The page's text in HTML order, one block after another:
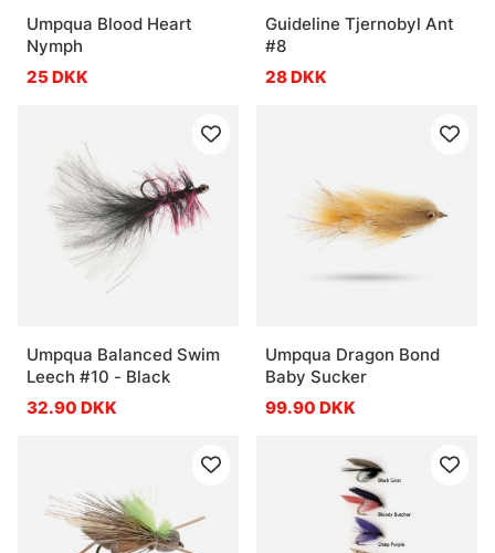
Umpqua Blood Heart
Nymph
25 DKK
Guideline Tjernobyl Ant
#8
28 DKK
Umpqua Balanced Swim
Leech #10 - Black
32.90 DKK
Umpqua Dragon Bond
Baby Sucker
99.90 DKK